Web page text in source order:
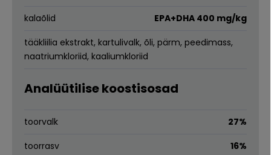
kalaõlid
EPA+DHA 400 mg/kg
tääkliilia ekstrakt, kartulivalk, õli, pärm, peedimass,
naatriumkloriid, kaaliumkloriid
Analüütilise koostisosad
toorvalk
27%
toorrasv
16%